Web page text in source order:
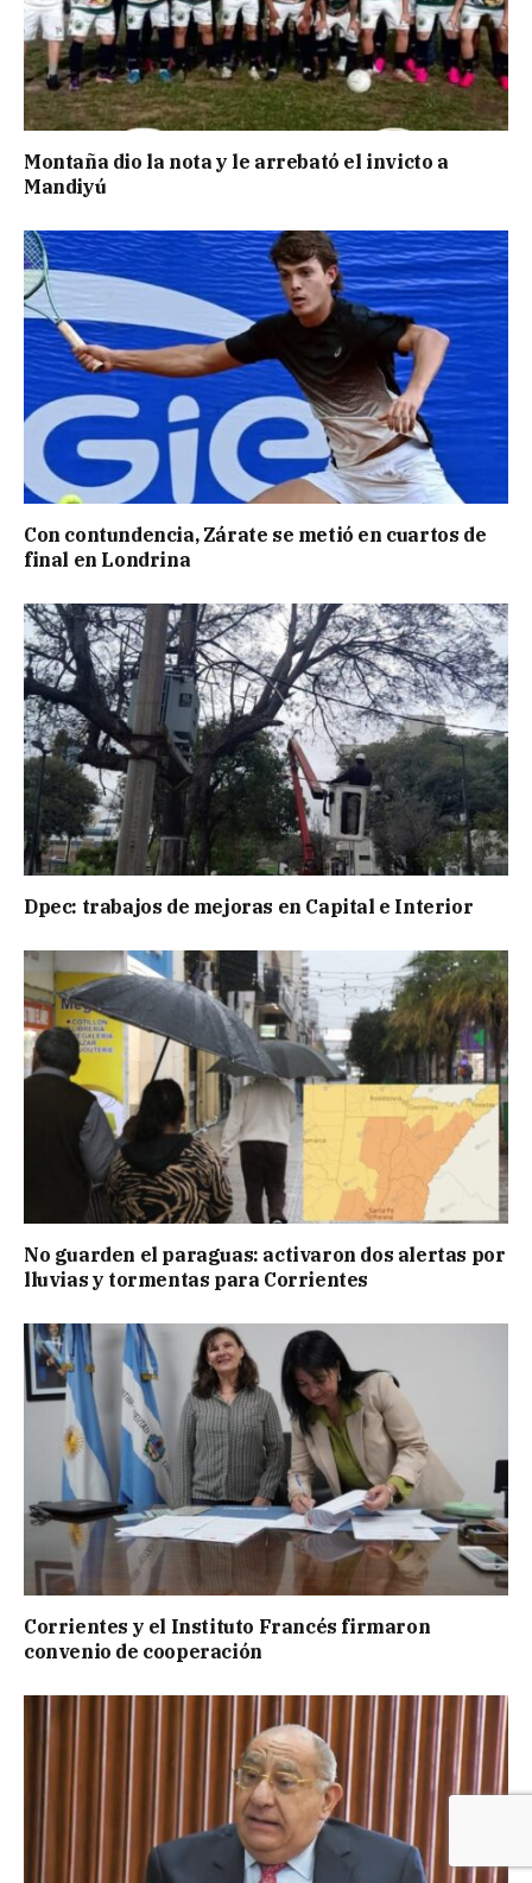
Montaña dio la nota y le arrebató el invicto a
Mandiyú
Con contundencia, Zárate se metió en cuartos de
final en Londrina
Dpec: trabajos de mejoras en Capital e Interior
No guarden el paraguas: activaron dos alertas por
lluvias y tormentas para Corrientes
Corrientes y el Instituto Francés firmaron
convenio de cooperación